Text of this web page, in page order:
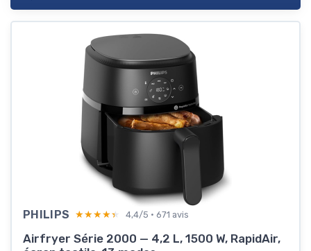
PHILIPS ★★★★★
★★★★★ 4,4/5 · 671 avis
Airfryer Série 2000 — 4,2 L, 1500 W, RapidAir,